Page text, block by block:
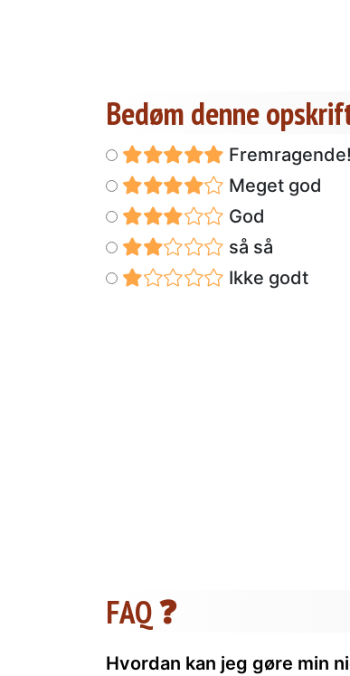
Bedøm denne
Fremragende!
Meget god
God
så så
Ikke godt
FAQ ❓
Hvordan kan jeg gøre min